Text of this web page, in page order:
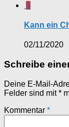
0
Kann ein
02/11/2020
Schreibe
Deine E-Mail-
Felder sind mit*
Kommentar *